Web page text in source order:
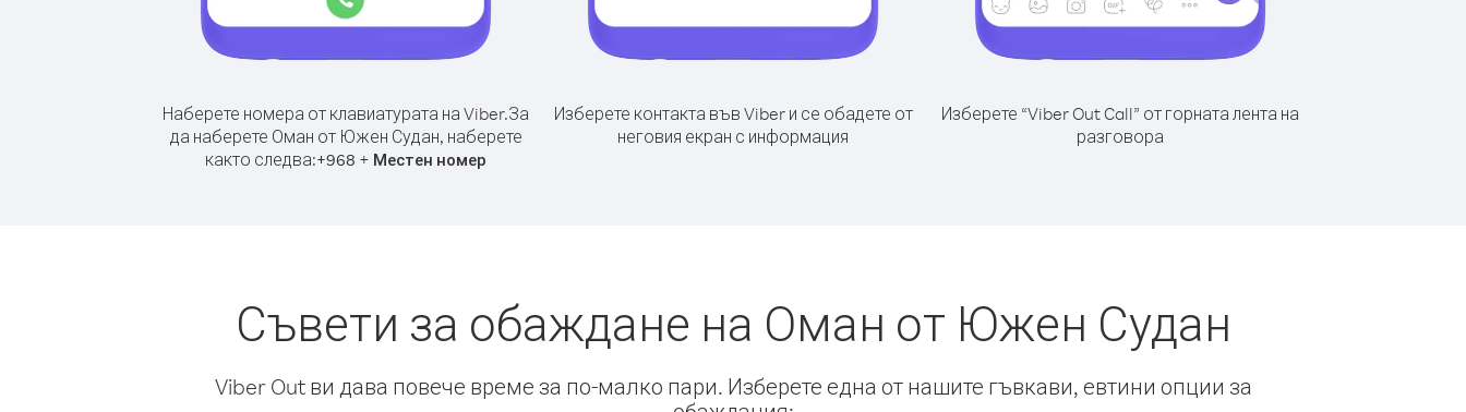
Наберете номера от клавиатурата на Viber.За
да наберете Оман от Южен Судан, наберете
както следва:+968 + Местен номер
Изберете контакта във Viber и се обадете от
неговия екран с информация
Изберете “Viber Out Call” от горната лента на
разговора
Съвети за обаждане на Оман от Южен Судан
Viber Out ви дава повече време за по-малко пари. Изберете една от нашите гъвкави, евтини опции за